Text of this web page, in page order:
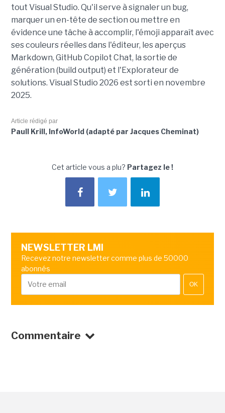
tout Visual Studio. Qu'il serve à signaler un bug,
marquer un en-tête de section ou mettre en
évidence une tâche à accomplir, l'émoji apparaît avec
ses couleurs réelles dans l'éditeur, les aperçus
Markdown, GitHub Copilot Chat, la sortie de
génération (build output) et l'Explorateur de
solutions. Visual Studio 2026 est sorti en novembre
2025.
Article rédigé par
Paull Krill, InfoWorld (adapté par Jacques Cheminat)
Cet article vous a plu? Partagez le !
NEWSLETTER LMI
Recevez notre newsletter comme plus de 50000
abonnés
OK
Commentaire